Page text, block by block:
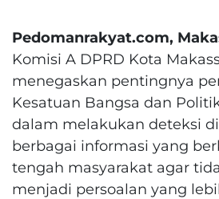
Pedomanrakyat.com,
Komisi A DPRD Kota
menegaskan pentingnya
Kesatuan Bangsa dan
dalam melakukan deteksi
berbagai informasi yang
tengah masyarakat agar
menjadi persoalan yang